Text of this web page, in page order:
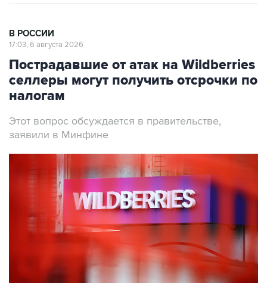
В РОССИИ
17:03, 6 августа 2026
Пострадавшие от атак на Wildberries
селлеры могут получить отсрочки по
налогам
Этот вопрос обсуждается в правительстве,
заявили в Минфине